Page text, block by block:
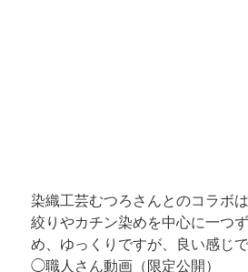
染織工芸むつろさんとのコラボは
絞りやカチン染めを中心に一つ
め、ゆっくりですが、良い感じで
◯職人さん動画（限定公開）